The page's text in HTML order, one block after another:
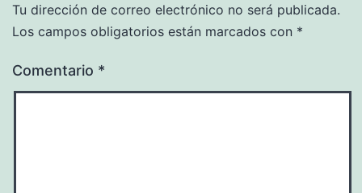
Tu dirección de correo electrónico no será publicada.
Los campos obligatorios están marcados con *
Comentario *